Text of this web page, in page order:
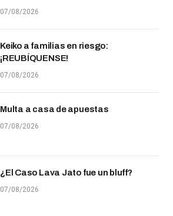
07/08/2026
Keiko a familias en riesgo:
¡REUBÍQUENSE!
07/08/2026
Multa a casa de apuestas
07/08/2026
¿El Caso Lava Jato fue un bluff?
07/08/2026